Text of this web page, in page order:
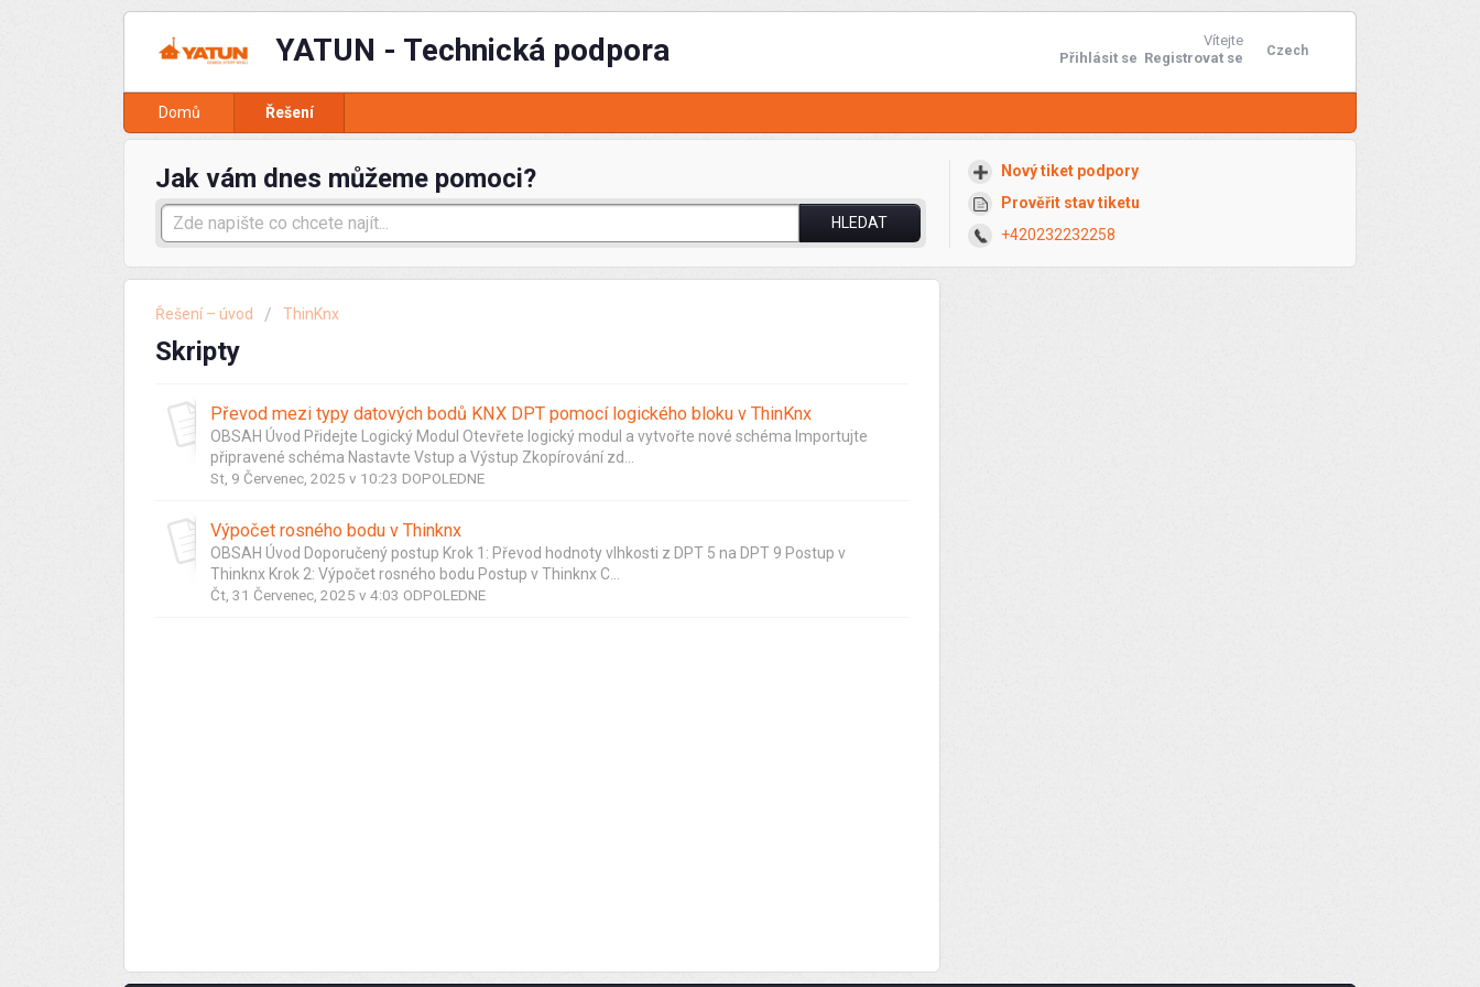
YATUN - Technická podpora Czech
Vítejte
Přihlásit se Registrovat se
Domů Řešení
Jak vám dnes můžeme pomoci?
HLEDAT
Nový tiket podpory
Prověřit stav tiketu
+420232232258
Řešení – úvod ThinKnx
Skripty
Převod mezi typy datových bodů KNX DPT pomocí logického bloku v ThinKnx
OBSAH Úvod Přidejte Logický Modul Otevřete logický modul a vytvořte nové schéma Importujte
připravené schéma Nastavte Vstup a Výstup Zkopírování zd...
St, 9 Červenec, 2025 v 10:23 DOPOLEDNE
Výpočet rosného bodu v Thinknx
OBSAH Úvod Doporučený postup Krok 1: Převod hodnoty vlhkosti z DPT 5 na DPT 9 Postup v
Thinknx Krok 2: Výpočet rosného bodu Postup v Thinknx C...
Čt, 31 Červenec, 2025 v 4:03 ODPOLEDNE